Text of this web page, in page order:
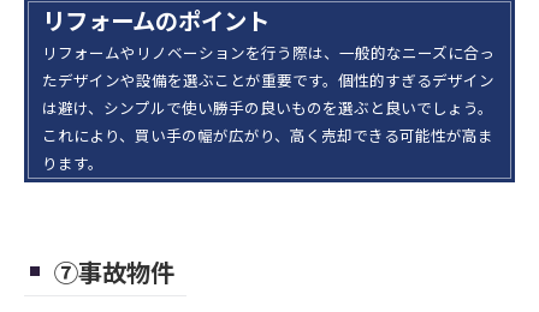
リフォームのポイント
リフォームやリノベーションを行う際は、一般的なニーズに合っ
たデザインや設備を選ぶことが重要です。個性的すぎるデザイン
は避け、シンプルで使い勝手の良いものを選ぶと良いでしょう。
これにより、買い手の幅が広がり、高く売却できる可能性が高ま
ります。
⑦事故物件